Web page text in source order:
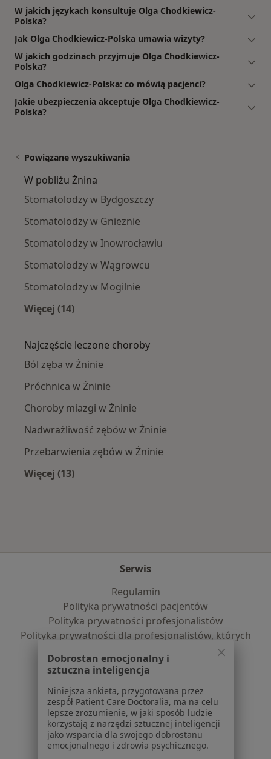
W jakich językach konsultuje Olga Chodkiewicz-
Polska?
Jak Olga Chodkiewicz-Polska umawia wizyty?
W jakich godzinach przyjmuje Olga Chodkiewicz-
Polska?
Olga Chodkiewicz-Polska: co mówią pacjenci?
Jakie ubezpieczenia akceptuje Olga Chodkiewicz-
Polska?
Powiązane wyszukiwania
W pobliżu Żnina
Stomatolodzy w Bydgoszczy
Stomatolodzy w Gnieznie
Stomatolodzy w Inowrocławiu
Stomatolodzy w Wągrowcu
Stomatolodzy w Mogilnie
Więcej (14)
Najczęście leczone choroby
Ból zęba w Żninie
Próchnica w Żninie
Choroby miazgi w Żninie
Nadwrażliwość zębów w Żninie
Przebarwienia zębów w Żninie
Więcej (13)
Serwis
Regulamin
Polityka prywatności pacjentów
Polityka prywatności profesjonalistów
Polityka prywatności dla profesjonalistów, których
Polityka cookies
Jak działają wyniki wyszukiwania
Dostępność
O nas
Praca Rekrutujemy!
Partnerzy
Centrum prasowe
Dobrostan emocjonalny i
sztuczna inteligencja
Niniejsza ankieta, przygotowana przez
zespół Patient Care Doctoralia, ma na celu
lepsze zrozumienie, w jaki sposób ludzie
korzystają z narzędzi sztucznej inteligencji
jako wsparcia dla swojego dobrostanu
emocjonalnego i zdrowia psychicznego.